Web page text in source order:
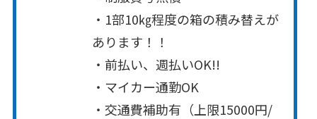
・1部10㎏程度の箱の積み替えが
あります！！
・前払い、週払いOK!!
・マイカー通勤OK
・交通費補助有（上限15000円/